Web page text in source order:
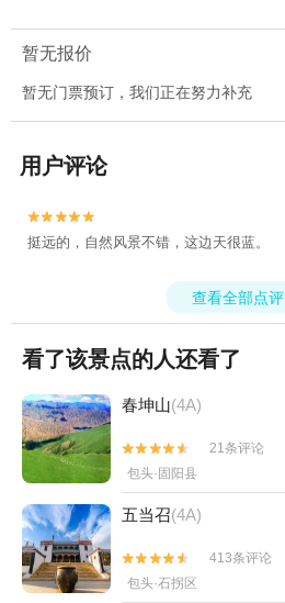
暂无报价
暂无门票预订，我们正在努力补充
用户评论


挺远的，自然风景不错，这边天很蓝。
查看全部点评
看了该景点的人还看了
春坤山(4A)


21条评论
包头·固阳县
五当召(4A)


413条评论
包头·石拐区